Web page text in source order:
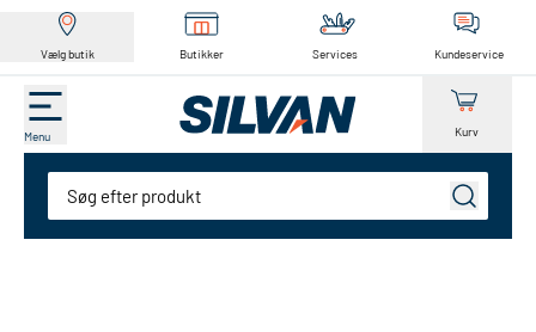
Vælg butik Butikker Services Kundeservice
Menu Kurv
Søg